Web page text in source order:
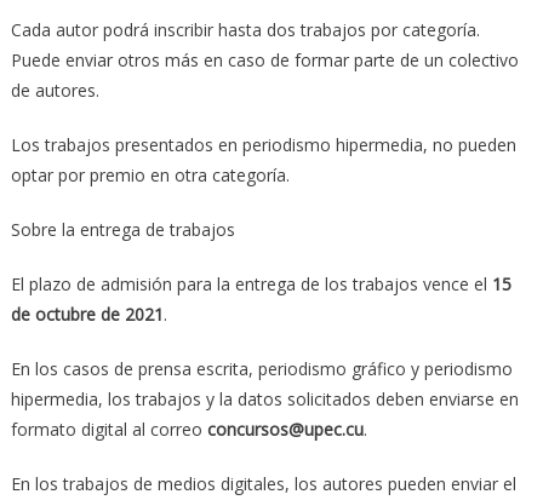
Cada autor podrá inscribir hasta dos trabajos por categoría.
Puede enviar otros más en caso de formar parte de un colectivo
de autores.
Los trabajos presentados en periodismo hipermedia, no pueden
optar por premio en otra categoría.
Sobre la entrega de trabajos
El plazo de admisión para la entrega de los trabajos vence el 15
de octubre de 2021.
En los casos de prensa escrita, periodismo gráfico y periodismo
hipermedia, los trabajos y la datos solicitados deben enviarse en
formato digital al correo concursos@upec.cu.
En los trabajos de medios digitales, los autores pueden enviar el